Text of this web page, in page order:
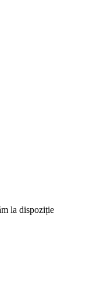
la dispoziție